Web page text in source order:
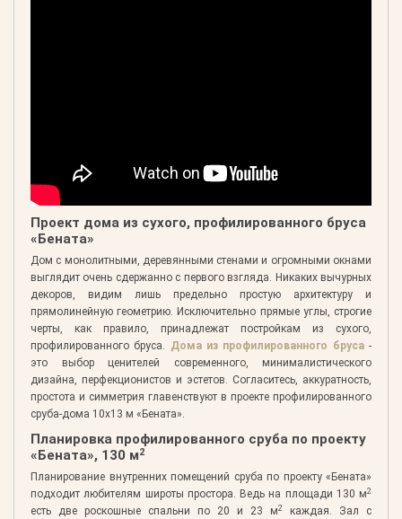
Проект дома из сухого, профилированного бруса
«Бената»
Дом с монолитными, деревянными стенами и огромными окнами
выглядит очень сдержанно с первого взгляда. Никаких вычурных
декоров, видим лишь предельно простую архитектуру и
прямолинейную геометрию. Исключительно прямые углы, строгие
черты, как правило, принадлежат постройкам из сухого,
профилированного бруса. Дома из профилированного бруса-
это выбор ценителей современного, минималистического
дизайна, перфекционистов и эстетов. Согласитесь, аккуратность,
простота и симметрия главенствуют в проекте профилированного
сруба-дома 10х13 м «Бената».
Планировка профилированного сруба по проекту
«Бената», 130 м2
Планирование внутренних помещений сруба по проекту «Бената»
подходит любителям широты простора. Ведь на площади 130 м2
есть две роскошные спальни по 20 и 23 м2
каждая. Зал с